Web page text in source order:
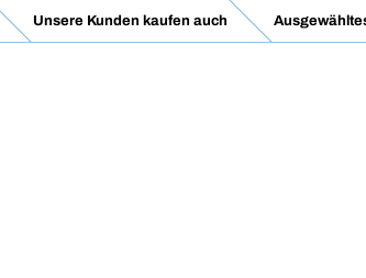
Unsere Kunden kaufen auch